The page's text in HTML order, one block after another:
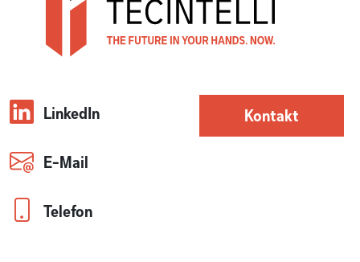
LinkedIn
E-Mail
Telefon
Kontakt